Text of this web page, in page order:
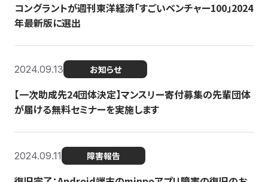
コングラントが週刊東洋経済「すごいベンチャー100」2024
年最新版に選出
2024.09.13 お知らせ
【一次助成先24団体決定】マンスリー寄付募集の先輩団体
が届ける無料セミナーを実施します
2024.09.11 障害報告